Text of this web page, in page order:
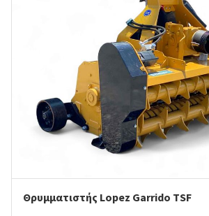
Θρυμματιστής Lopez Garrido TSF